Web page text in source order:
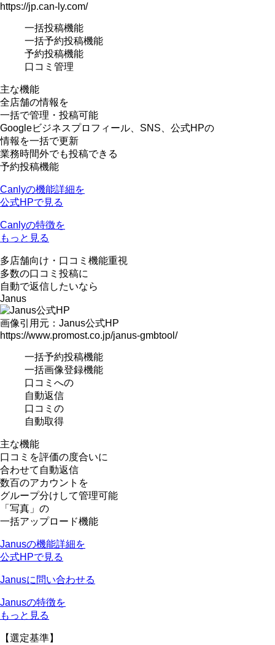
https://jp.can-ly.com/
一括投稿機能
一括予約投稿機能
予約投稿機能
口コミ管理
主な機能
全店舗の情報を
一括で管理・投稿可能
Googleビジネスプロフィール、SNS、公式HPの
情報を一括で更新
業務時間外でも投稿できる
予約投稿機能
Canlyの機能詳細を
公式HPで見る
Canlyの特徴を
もっと見る
多店舗向け ・ 口コミ機能重視
多数の口コミ投稿に
自動で返信したいなら
Janus
画像引用元：Janus公式HP
https://www.promost.co.jp/janus-gmbtool/
一括予約投稿機能
一括画像登録機能
口コミへの
自動返信
口コミの
自動取得
主な機能
口コミを評価の度合いに
合わせて自動返信
数百のアカウントを
グループ分けして管理可能
「写真」の
一括アップロード機能
Janusの機能詳細を
公式HPで見る
Janusに問い合わせる
Janusの特徴を
もっと見る
【選定基準】